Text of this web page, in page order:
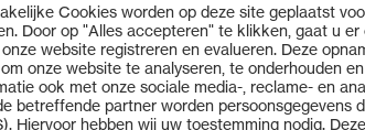
individuele en stevige pasvorm
en ter vermindering van hitte en